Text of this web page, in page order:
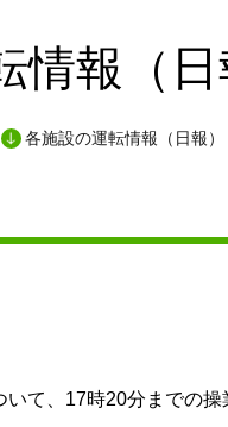
報（日
各施設の運転情報（日報）
て、17時20分までの